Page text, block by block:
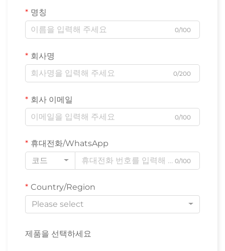
명칭
0/100
회사명
0/200
회사 이메일
0/100
휴대전화/WhatsApp
코드
0/100
Country/Region
Please select
제품을 선택하세요